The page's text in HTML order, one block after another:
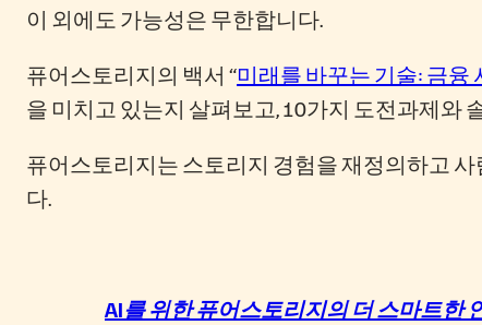
이 외에도 가능성은 무한합니다.
퓨어스토리지의 백서 “미래를 바꾸는 기술: 금융
을 미치고 있는지 살펴보고, 10가지 도전과제와
퓨어스토리지는 스토리지 경험을 재정의하고
다.
AI를위한퓨어스토리지의더스마트한